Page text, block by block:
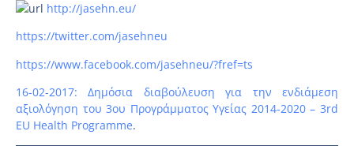
http://jasehn.eu/
https://twitter.com/jasehneu
https://www.facebook.com/jasehneu/?fref=ts
16-02-2017: Δημόσια διαβούλευση για την ενδιάμεση
αξιολόγηση του 3ου Προγράμματος Υγείας 2014-2020 – 3rd
EU Health Programme.